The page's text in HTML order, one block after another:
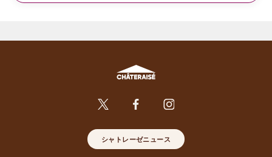
シャトレーゼニュース